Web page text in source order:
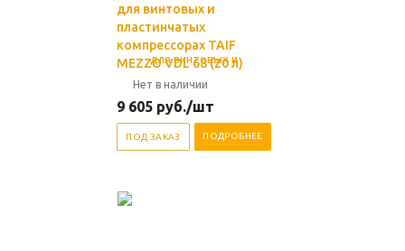
для винтовых и
пластинчатых
компрессорах TAIF
MEZZO VDL 68 (20 л)
Нет в наличии
9 605 руб./шт
ПОД ЗАКАЗ ПОДРОБНЕЕ